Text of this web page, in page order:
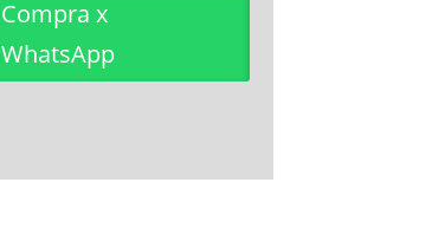
Compra x
WhatsApp